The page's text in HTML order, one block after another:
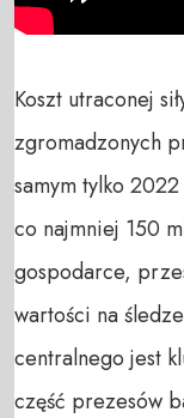
Koszt utraconej
zgromadzonych
samym tylko
co najmniej 150
gospodarce,
wartości na
centralnego jest
część prezesów